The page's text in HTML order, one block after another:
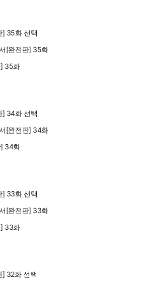
] 35화 선택
] 35화
] 34화 선택
] 34화
] 33화 선택
] 33화
] 32화 선택